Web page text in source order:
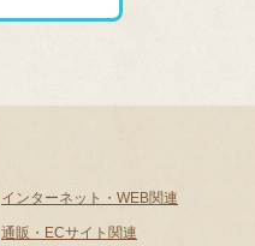
インターネット・WEB関連
通販・ECサイト関連